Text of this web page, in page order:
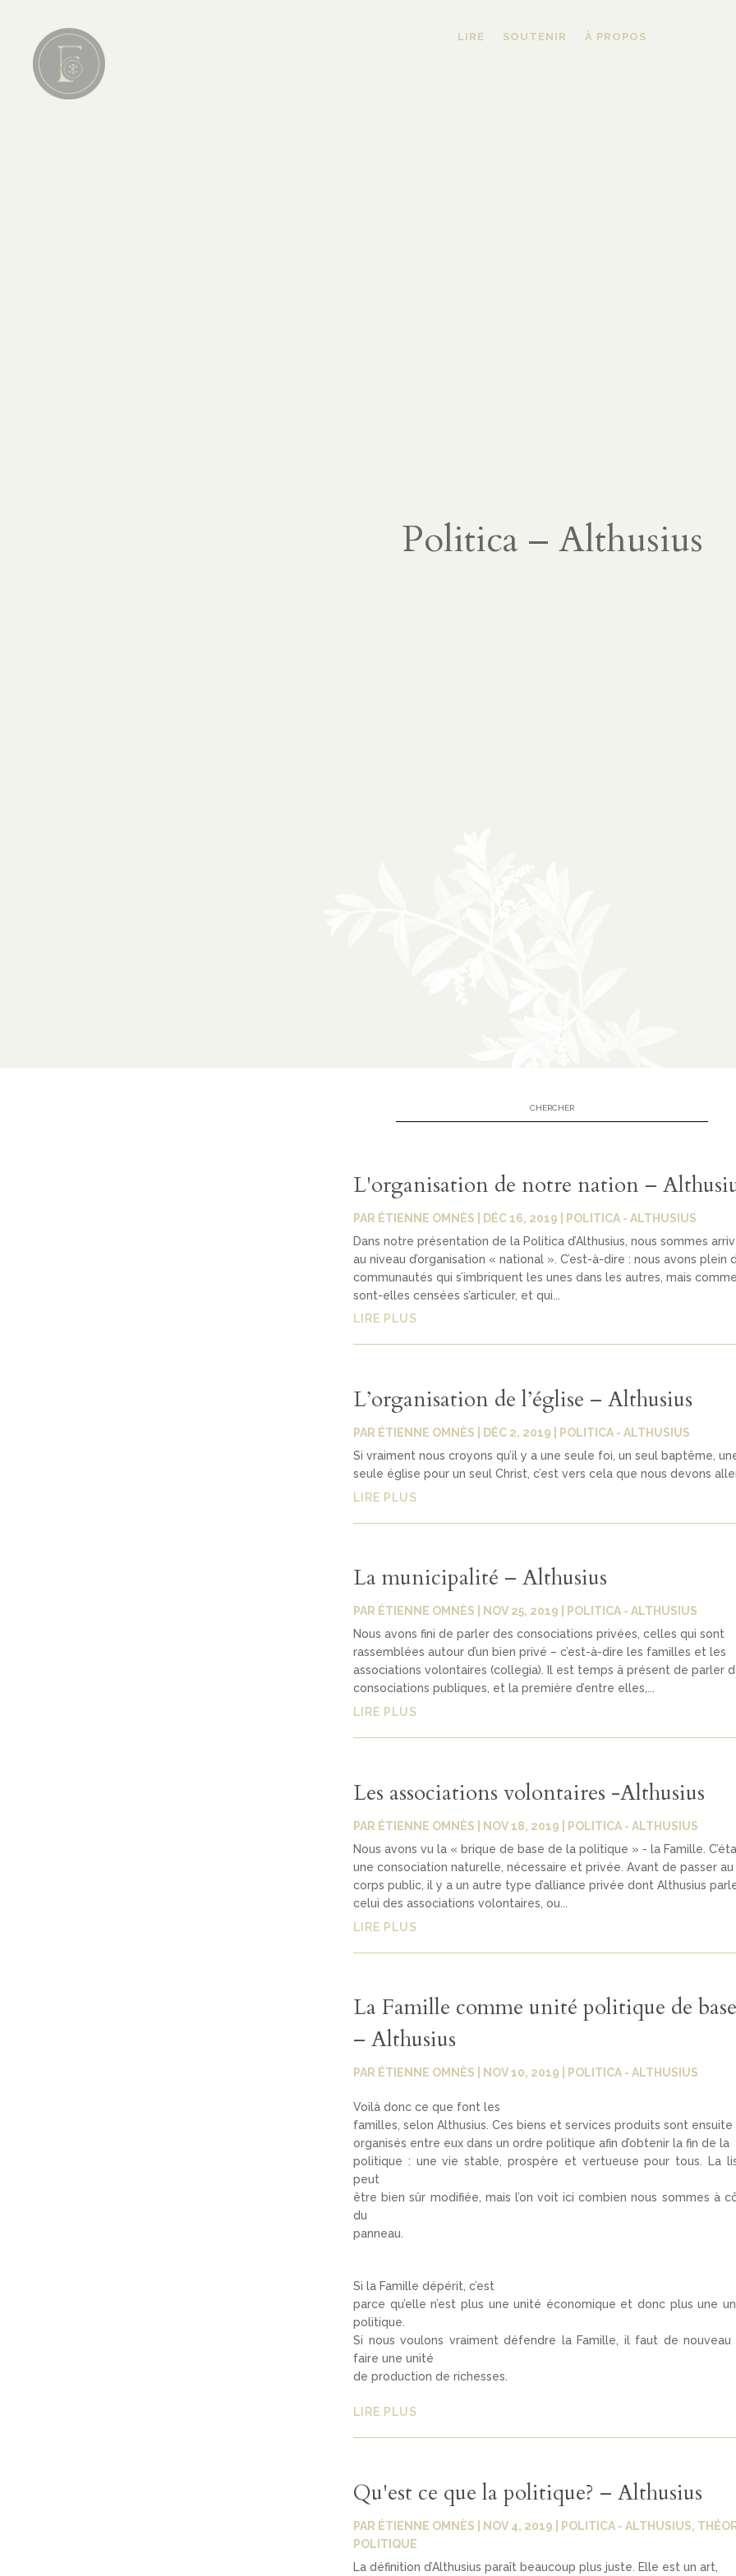
LIRE SOUTENIR À PROPOS
Politica – Althusius
L'organisation de notre nation –
PAR ÉTIENNE OMNÈS DÉC 16, 2019
POLITICA - ALTHUSIUS
Dans notre présentation de la Politica d’Althusius, nous sommes
au niveau d’organisation « national ». C’est-à-dire : nous avons plein
communautés qui s’imbriquent les unes dans les autres, mais
sont-elles censées s’articuler, et qui...
LIRE PLUS
L’organisation de l’église – Althusius
PAR ÉTIENNE OMNÈS DÉC 2, 2019
POLITICA - ALTHUSIUS
Si vraiment nous croyons qu’il y a une seule foi, un seul baptême,
seule église pour un seul Christ, c’est vers cela que nous devons
LIRE PLUS
La municipalité – Althusius
PAR ÉTIENNE OMNÈS NOV 25, 2019
POLITICA - ALTHUSIUS
Nous avons fini de parler des consociations privées, celles qui sont
rassemblées autour d’un bien privé – c’est-à-dire les familles et les
associations volontaires (collegia). Il est temps à présent de parler
consociations publiques, et la première d’entre elles,...
LIRE PLUS
Les associations volontaires -Althusius
PAR ÉTIENNE OMNÈS NOV 18, 2019
POLITICA - ALTHUSIUS
Nous avons vu la « brique de base de la politique » - la Famille.
une consociation naturelle, nécessaire et privée. Avant de passer au
corps public, il y a un autre type d’alliance privée dont Althusius
celui des associations volontaires, ou...
LIRE PLUS
La Famille comme unité politique de base
– Althusius
PAR ÉTIENNE OMNÈS NOV 10, 2019 POLITICA - ALTHUSIUS
Voilà donc ce que font les
familles, selon Althusius. Ces biens et services produits sont ensuite
organisés entre eux dans un ordre politique afin d’obtenir la fin de la
politique : une vie stable, prospère et vertueuse pour tous. La
peut
être bien sûr modifiée, mais l’on voit ici combien nous sommes à
du
panneau.
Si la Famille dépérit, c’est
parce qu’elle n’est plus une unité économique et donc plus une
politique.
Si nous voulons vraiment défendre la Famille, il faut de nouveau
faire une unité
de production de richesses.
LIRE PLUS
Qu'est ce que la politique? – Althusius
PAR ÉTIENNE OMNÈS NOV 4, 2019 POLITICA - ALTHUSIUS,
POLITIQUE
La définition d’Althusius paraît beaucoup plus juste. Elle est un art,